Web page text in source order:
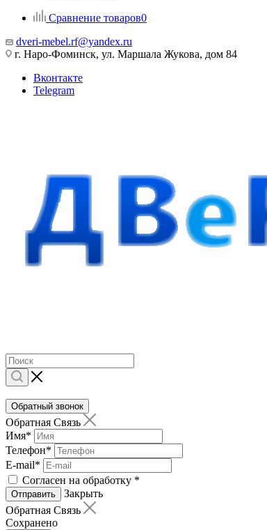
Сравнение товаров0
dveri-mebel.rf@yandex.ru
г. Наро-Фоминск, ул. Маршала Жукова, дом 84
Вконтакте
Telegram
Обратный звонок
Обратная Связь
Имя*
Телефон*
E-mail*
Согласен на обработку *
Отправить
Закрыть
Обратная Связь
Сохранено